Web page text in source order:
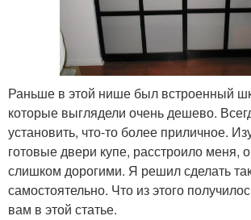
Раньше в этой нише был встроенный
которые выглядели очень дешево.
установить, что-то более приличное.
готовые двери купе, расстроило меня,
слишком дорогими. Я решил сделать
самостоятельно. Что из этого
вам в этой статье.